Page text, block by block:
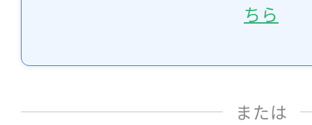
ちら
または